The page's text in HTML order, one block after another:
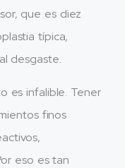
que es diez
típica,
desgaste.
es infalible. Tener
finos
eso es tan